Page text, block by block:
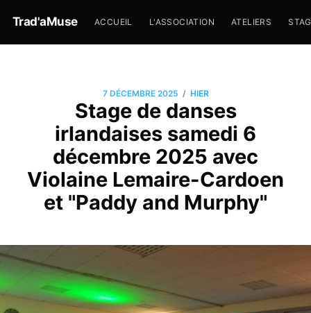
Trad'aMuse ACCUEIL L'ASSOCIATION ATELIERS
7 DÉCEMBRE 2025 / HIER
Stage de danses
irlandaises samedi 6
décembre 2025 avec
Violaine Lemaire-Cardoen
et "Paddy and Murphy"